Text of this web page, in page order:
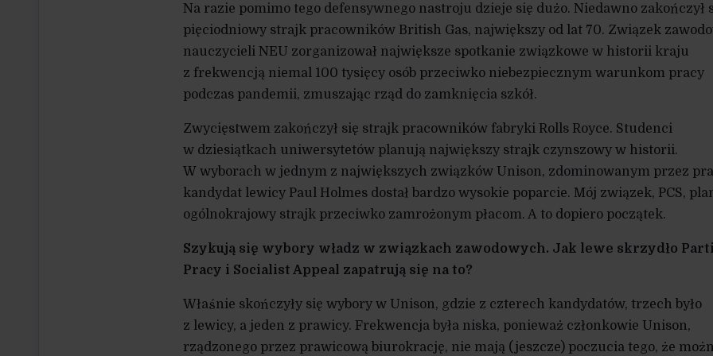
Na razie pomimo tego defensywnego nastroju dzieje się dużo. Niedawno zakończył
pięciodniowy strajk pracowników British Gas, największy od lat 70. Związek
nauczycieli NEU zorganizował największe spotkanie związkowe w historii kraju
z frekwencją niemal 100 tysięcy osób przeciwko niebezpiecznym warunkom pracy
podczas pandemii, zmuszając rząd do zamknięcia szkół.
Zwycięstwem zakończył się strajk pracowników fabryki Rolls Royce. Studenci
w dziesiątkach uniwersytetów planują największy strajk czynszowy w historii.
W wyborach w jednym z największych związków Unison, zdominowanym przez
kandydat lewicy Paul Holmes dostał bardzo wysokie poparcie. Mój związek, PCS,
ogólnokrajowy strajk przeciwko zamrożonym płacom. A to dopiero początek.
Szykują się wybory władz w związkach zawodowych. Jak lewe skrzydło
Pracy i Socialist Appeal zapatrują się na to?
Właśnie skończyły się wybory w Unison, gdzie z czterech kandydatów, trzech było
z lewicy, a jeden z prawicy. Frekwencja była niska, ponieważ członkowie Unison,
rządzonego przez prawicową biurokrację, nie mają (jeszcze) poczucia tego, że